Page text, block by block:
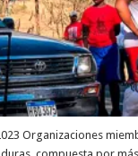
Organizaciones